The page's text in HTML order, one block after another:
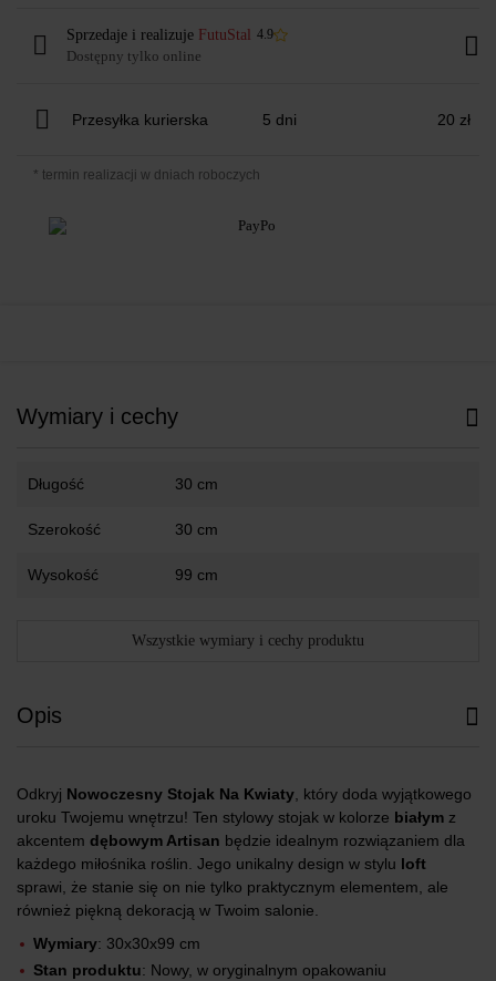
Sprzedaje i realizuje FutuStal 4.9
Dostępny tylko online
Przesyłka kurierska 5 dni 20 zł
* termin realizacji w dniach roboczych
Wymiary i cechy
Długość 30 cm
Szerokość 30 cm
Wysokość 99 cm
Wszystkie wymiary i cechy produktu
Opis
Odkryj Nowoczesny Stojak Na Kwiaty , który doda wyjątkowego
uroku Twojemu wnętrzu! Ten stylowy stojak w kolorze białym z
akcentem dębowym Artisan będzie idealnym rozwiązaniem dla
każdego miłośnika roślin. Jego unikalny design w stylu loft
sprawi, że stanie się on nie tylko praktycznym elementem, ale
również piękną dekoracją w Twoim salonie.
Wymiary: 30x30x99 cm
Stan produktu: Nowy, w oryginalnym opakowaniu